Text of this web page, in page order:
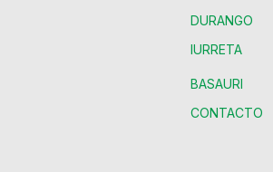
DURANGO
IURRETA
BASAURI
CONTACTO